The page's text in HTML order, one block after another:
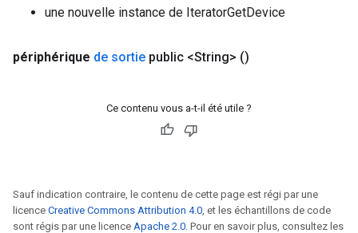
une nouvelle instance de IteratorGetDevice
périphérique de sortie public <String> ()
Ce contenu vous a-t-il été utile ?
Sauf indication contraire, le contenu de cette page est régi par une
licence Creative Commons Attribution 4.0, et les échantillons de code
sont régis par une licence Apache 2.0. Pour en savoir plus, consultez les